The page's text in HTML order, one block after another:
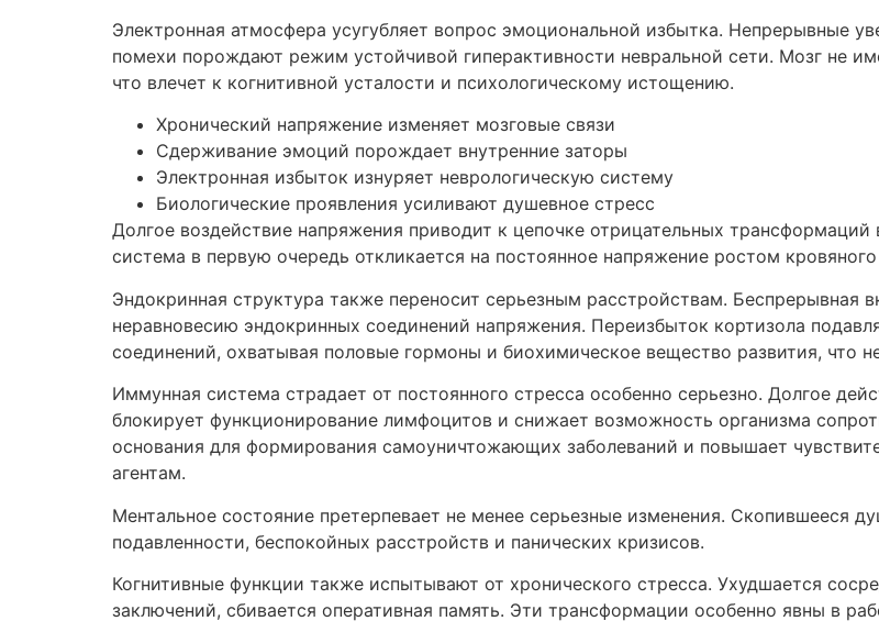
Электронная атмосфера усугубляет вопрос эмоциональной избытка. Непрерывные
помехи порождают режим устойчивой гиперактивности невральной сети. Мозг не
что влечет к когнитивной усталости и психологическому истощению.
Хронический напряжение изменяет мозговые связи
Сдерживание эмоций порождает внутренние заторы
Электронная избыток изнуряет неврологическую систему
Биологические проявления усиливают душевное стресс
Долгое воздействие напряжения приводит к цепочке отрицательных трансформаций
система в первую очередь откликается на постоянное напряжение ростом
Эндокринная структура также переносит серьезным расстройствам. Беспрерывная
неравновесию эндокринных соединений напряжения. Переизбыток кортизола
соединений, охватывая половые гормоны и биохимическое вещество развития, что
Иммунная система страдает от постоянного стресса особенно серьезно. Долгое
блокирует функционирование лимфоцитов и снижает возможность организма
основания для формирования самоуничтожающих заболеваний и повышает
агентам.
Ментальное состояние претерпевает не менее серьезные изменения. Скопившееся
подавленности, беспокойных расстройств и панических кризисов.
Когнитивные функции также испытывают от хронического стресса. Ухудшается
заключений, сбивается оперативная память. Эти трансформации особенно явны в